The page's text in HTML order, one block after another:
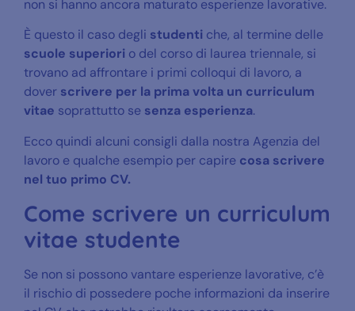
non si hanno ancora maturato esperienze lavorative.
È questo il caso degli studenti che, al termine delle
scuole superiori o del corso di laurea triennale, si
trovano ad affrontare i primi colloqui di lavoro, a
dover scrivere per la prima volta un curriculum
vitae soprattutto se senza esperienza.
Ecco quindi alcuni consigli dalla nostra Agenzia del
lavoro e qualche esempio per capire cosa scrivere
nel tuo primo CV.
Come scrivere un curriculum
vitae studente
Se non si possono vantare esperienze lavorative, c’è
il rischio di possedere poche informazioni da inserire